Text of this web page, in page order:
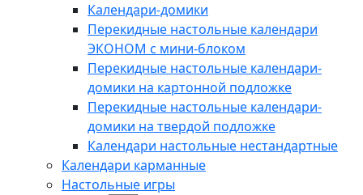
Календари-домики
Перекидные настольные календари
ЭКОНОМ с мини-блоком
Перекидные настольные календари-
домики на картонной подложке
Перекидные настольные календари-
домики на твердой подложке
Календари настольные нестандартные
Календари карманные
Настольные игры